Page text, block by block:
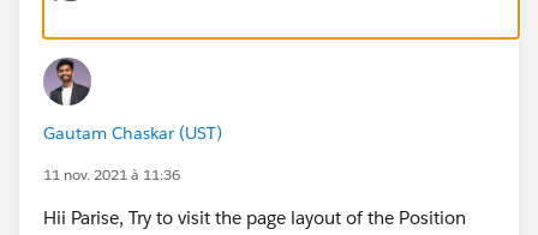
Gautam Chaskar (UST)
11 nov. 2021 à 11:36
Hii Parise, Try to visit the page layout of the Position